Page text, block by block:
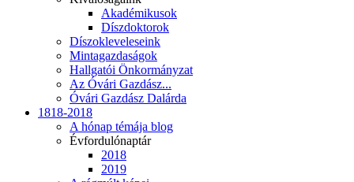
Akadémikusok
Díszdoktorok
Díszokleveleseink
Mintagazdaságok
Hallgatói Önkormányzat
Az Óvári Gazdász...
Óvári Gazdász Dalárda
1818-2018
A hónap témája blog
Évfordulónaptár
2018
2019